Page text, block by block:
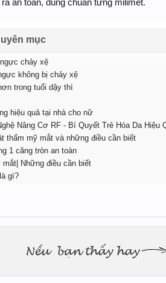
an toàn, đúng chuẩn từng milimet.
mục
chảy xệ
không bị chảy xệ
trong tuổi dậy thì
hiệu quả tại nhà cho nữ
Nâng Cơ RF - Bí Quyết Trẻ Hóa Da Hiệu
thẩm mỹ mắt và những điều cần biết
1 căng tròn an toàn
mắt| Những điều cần biết
gì?